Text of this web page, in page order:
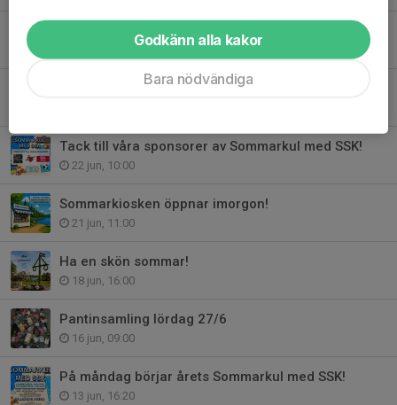
SSK Dam A-Mjölby AI FF 26/6 kl. 19:00
SSK Herr A-Valdemarsviks IF 25/6 kl. 19:30
Tack till våra sponsorer av Sommarkul med SSK!
22 jun, 10:00
Sommarkiosken öppnar imorgon!
21 jun, 11:00
Ha en skön sommar!
18 jun, 16:00
Pantinsamling lördag 27/6
16 jun, 09:00
På måndag börjar årets Sommarkul med SSK!
13 jun, 16:20
Godkänn alla kakor
Bara nödvändiga